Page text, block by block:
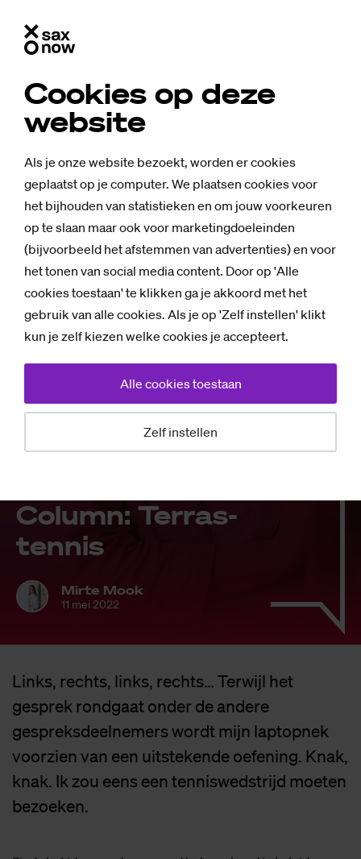
Cookies op deze
website
Als je onze website bezoekt, worden er cookies
geplaatst op je computer. We plaatsen cookies voor
het bijhouden van statistieken en om jouw voorkeuren
op te slaan maar ook voor marketingdoeleinden
(bijvoorbeeld het afstemmen van advertenties) en voor
het tonen van social media content. Door op 'Alle
cookies toestaan' te klikken ga je akkoord met het
gebruik van alle cookies. Als je op 'Zelf instellen' klikt
kun je zelf kiezen welke cookies je accepteert.
Zelf instellen
Alle cookies toestaan
Co­lumn: Ter­ras-
ten­nis
Mirte Mook
11 mei 2022
Links, rechts, links, rechts… Terwijl het
gesprek rondgaat onder de andere
gespreksdeelnemers wordt mijn laptopnek
voorzien van een uitstekende oefening. Knak,
knak. Ik zou eens een tenniswedstrijd moeten
bezoeken.